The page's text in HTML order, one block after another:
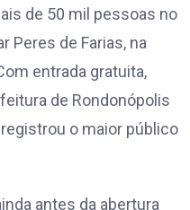
de 50 mil pessoas no
Peres de Farias, na
entrada gratuita,
de Rondonópolis
o maior público
antes da abertura